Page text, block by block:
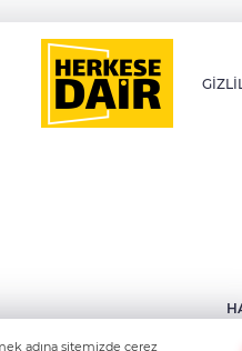
adına sitemizde çerez